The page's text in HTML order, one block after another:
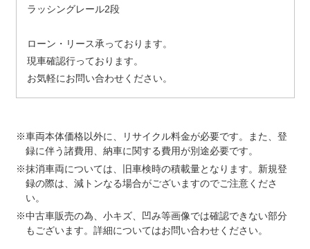
ラッシングレール2段
ローン・リース承っております。
現車確認行っております。
お気軽にお問い合わせください。
車両本体価格以外に、リサイクル料金が必要です。また、登
録に伴う諸費用、納車に関する費用が別途必要です。
抹消車両については、旧車検時の積載量となります。新規登
録の際は、減トンなる場合がございますのでご注意くださ
い。
中古車販売の為、小キズ、凹み等画像では確認できない部分
もございます。詳細についてはお問い合わせください。